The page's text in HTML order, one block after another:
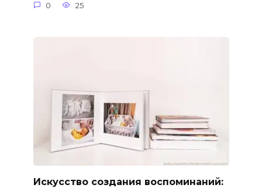
0 25
Искусство создания воспоминаний: